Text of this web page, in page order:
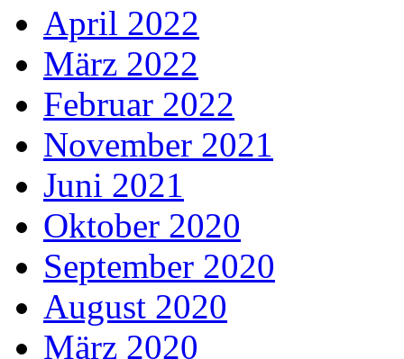
April 2022
März 2022
Februar 2022
November 2021
Juni 2021
Oktober 2020
September 2020
August 2020
März 2020